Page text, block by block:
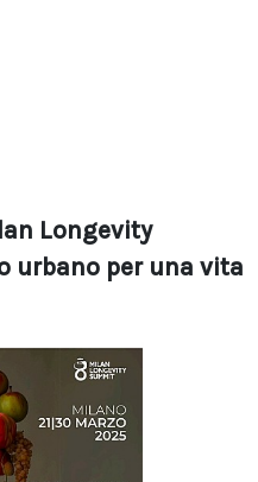
Longevity
urbano per una vita